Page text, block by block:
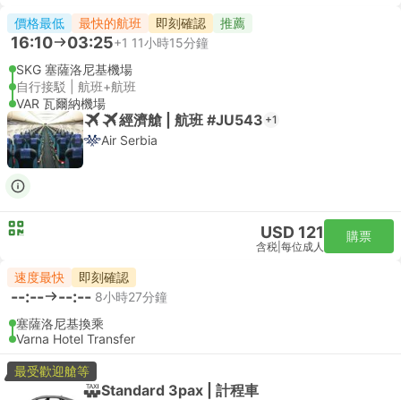
價格最低 最快的航班 即刻確認 推薦
16:10 03:25+1 11小時15分鐘
SKG 塞薩洛尼基機場
自行接駁 | 航班+航班
VAR 瓦爾納機場
經濟艙 | 航班 #JU543 +1
Air Serbia
USD 121
含税 每位成人
購票
速度最快 即刻確認
--:-- --:-- 8小時27分鐘
塞薩洛尼基換乘
Varna Hotel Transfer
最受歡迎艙等
Standard 3pax | 計程車